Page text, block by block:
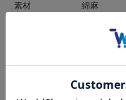
素材 綿麻